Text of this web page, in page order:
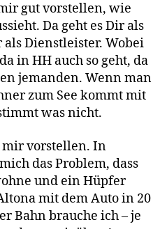
gut vorstellen, wie
Da geht es Dir als
Dienstleister. Wobei
in HH auch so geht, da
jemanden. Wenn man
zum See kommt mit
was nicht.
mir vorstellen. In
das Problem, dass
und ein Hüpfer
mit dem Auto in 20
Bahn brauche ich – je